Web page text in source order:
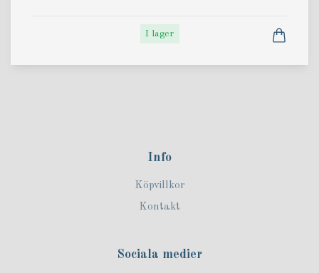
I lager
Info
Köpvillkor
Kontakt
Sociala medier